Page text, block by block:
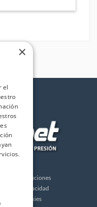
y devoluciones
de privacidad
de cookies
×
el